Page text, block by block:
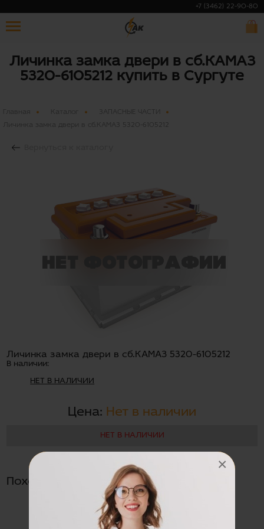
×
+7 (3462) 22-90-80
Личинка замка двери в сб.КАМАЗ
5320-6105212 купить в Сургуте
Главная
ЗАПАСНЫЕ ЧАСТИ
Личинка замка двери в сб.КАМАЗ 5320-6105212
Личинка замка двери в сб.КАМАЗ 5320-6105212
В наличии:
НЕТ В НАЛИЧИИ
Цена: Нет в наличии
НЕТ В НАЛИЧИИ
Похожие товары